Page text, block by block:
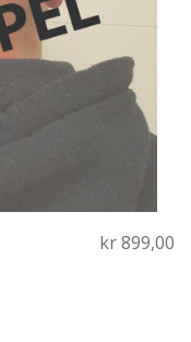
kr 899,00